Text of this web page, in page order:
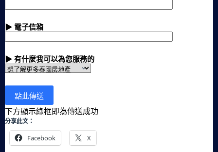
▶ 電子信箱
▶ 有什麼我可以為您服務的
下方顯示綠框即為傳送成功
分享此文：
Facebook X